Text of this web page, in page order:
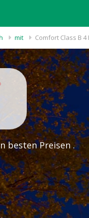
mit Comfort Class B
besten Preisen .